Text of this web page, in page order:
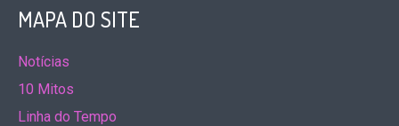
MAPA DO SITE
Notícias
10 Mitos
Linha do Tempo